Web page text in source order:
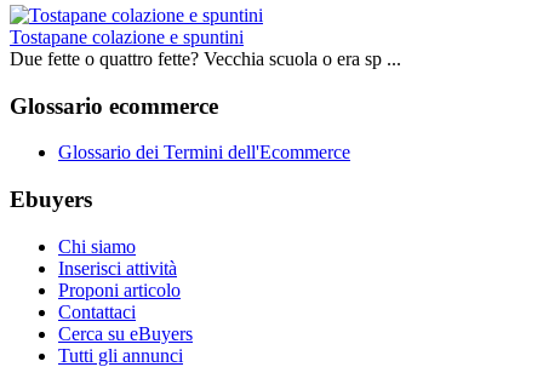
Tostapane colazione e spuntini
Due fette o quattro fette? Vecchia scuola o era sp ...
Glossario ecommerce
Glossario dei Termini dell'Ecommerce
Ebuyers
Chi siamo
Inserisci attività
Proponi articolo
Contattaci
Cerca su eBuyers
Tutti gli annunci